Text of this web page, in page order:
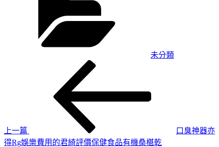
未分類
上一篇
口臭神器亦
得Rg娛樂費用的君綺評價保健食品有機桑椹乾